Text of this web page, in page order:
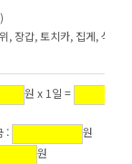
, 장갑, 토치카, 집게, 석쇠,
원 x 1일 =
:
원
원